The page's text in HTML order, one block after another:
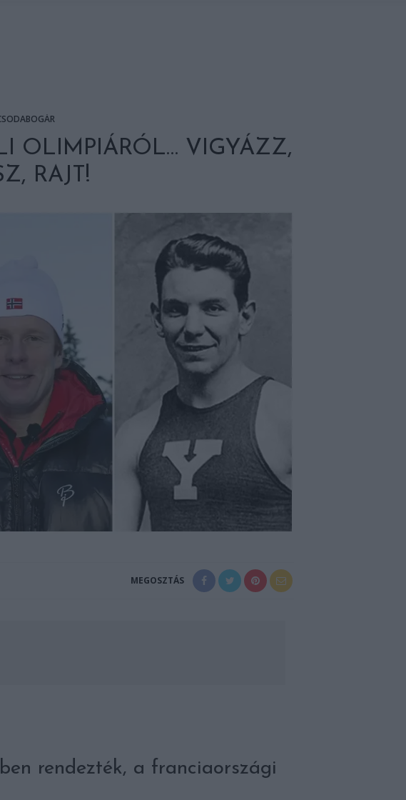
OLIMPIÁRÓL… VIGYÁZZ,
RAJT!
MEGOSZTÁS
rendezték, a franciaországi